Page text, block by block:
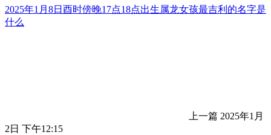
2025年1月8日酉时傍晚17点18点出生属龙女孩最吉利的名字是
什么
上一篇 2025年1月
2日 下午12:15